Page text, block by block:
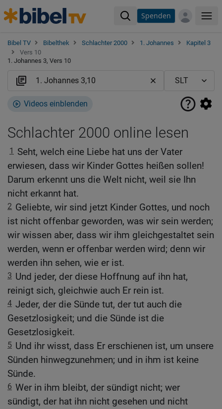
Spenden
Bibel TV Bibelthek Schlachter 2000 1. Johannes
Kapitel 3
Vers 10
1. Johannes 3, Vers 10
Videos einblenden
Schlachter 2000 online lesen
1 Seht, welch eine Liebe hat uns der Vater
erwiesen, dass wir Kinder Gottes heißen sollen!
Darum erkennt uns die Welt nicht, weil sie Ihn
nicht erkannt hat.
2 Geliebte, wir sind jetzt Kinder Gottes, und noch
ist nicht offenbar geworden, was wir sein werden;
wir wissen aber, dass wir ihm gleichgestaltet sein
werden, wenn er offenbar werden wird; denn wir
werden ihn sehen, wie er ist.
3 Und jeder, der diese Hoffnung auf ihn hat,
reinigt sich, gleichwie auch Er rein ist.
4 Jeder, der die Sünde tut, der tut auch die
Gesetzlosigkeit; und die Sünde ist die
Gesetzlosigkeit.
5 Und ihr wisst, dass Er erschienen ist, um unsere
Sünden hinwegzunehmen; und in ihm ist keine
Sünde.
6 Wer in ihm bleibt, der sündigt nicht; wer
sündigt, der hat ihn nicht gesehen und nicht